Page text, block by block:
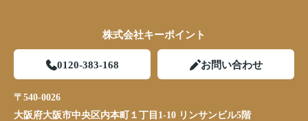
株式会社キーポイント
0120-383-168 お問い合わせ
〒540-0026
大阪府大阪市中央区内本町１丁目1-10 リンサンビル5階